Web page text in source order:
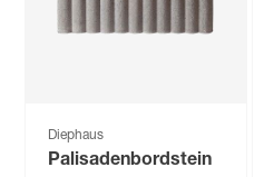
Diephaus
Palisadenbordstein